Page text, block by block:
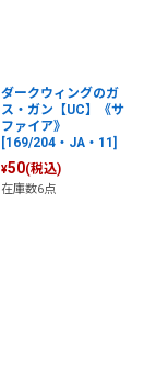
ダークウィングのガ
ス・ガン【UC】《サ
ファイア》
[169/204・JA・11]
¥50(税込)
在庫数6点